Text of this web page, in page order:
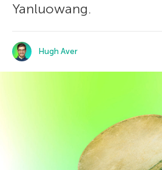
Yanluowang.
Hugh Aver